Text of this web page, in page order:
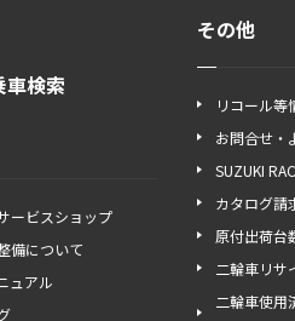
車検索
ービスショップ
備について
ュアル
その他
リコール等
お問合せ・
SUZUKI
カタログ請
原付出荷台
二輪車リサ
二輪車使用